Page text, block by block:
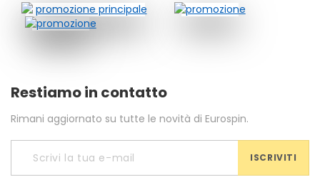
Restiamo in contatto
Rimani aggiornato su tutte le novità di Eurospin.
ISCRIVITI